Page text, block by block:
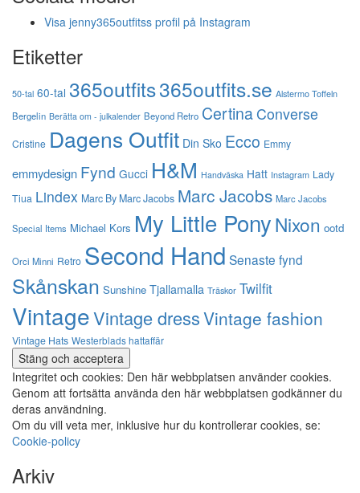
Visa jenny365outfitss profil på Instagram
Etiketter
50-tal 60-tal 365outfits365outfits.se Alstermo Toffeln
Bergelin Berätta om - julkalender Beyond Retro CertinaConverse
Cristine Dagens Outfit Din Sko Ecco Emmy
emmydesign Fynd Gucci H&M Handväska Hatt Instagram Lady
Tiua Lindex Marc By Marc Jacobs Marc Jacobs Marc Jacobs
Special Items Michael Kors My Little PonyNixon ootd
Orci Minni Retro Second Hand Senaste fynd
Skånskan Sunshine Tjallamalla Träskor Twilfit
VintageVintage dressVintage fashion
Vintage Hats Westerblads hattaffär
Integritet och cookies: Den här webbplatsen använder cookies.
Genom att fortsätta använda den här webbplatsen godkänner du
deras användning.
Om du vill veta mer, inklusive hur du kontrollerar cookies, se:
Cookie-policy
Arkiv